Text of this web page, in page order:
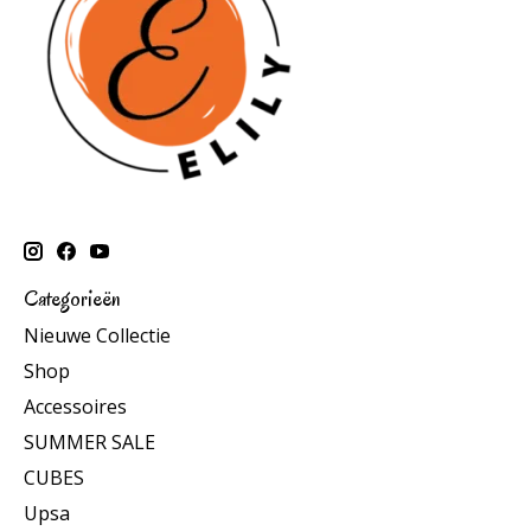
Categorieën
Nieuwe Collectie
Shop
Accessoires
SUMMER SALE
CUBES
Upsa